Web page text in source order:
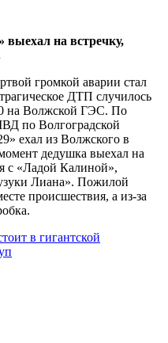
выехал на встречку,
громкой аварии стал
ДТП случилось
на Волжской ГЭС. По
по Волгоградской
ехал из Волжского в
дедушка выехал на
с «Ладой Калиной»,
Лиана». Пожилой
происшествия, а из-за
в гигантской